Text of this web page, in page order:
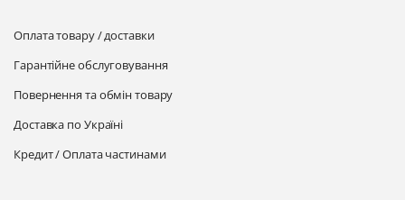
Оплата товару / доставки
Гарантійне обслуговування
Повернення та обмін товару
Доставка по Україні
Кредит / Оплата частинами